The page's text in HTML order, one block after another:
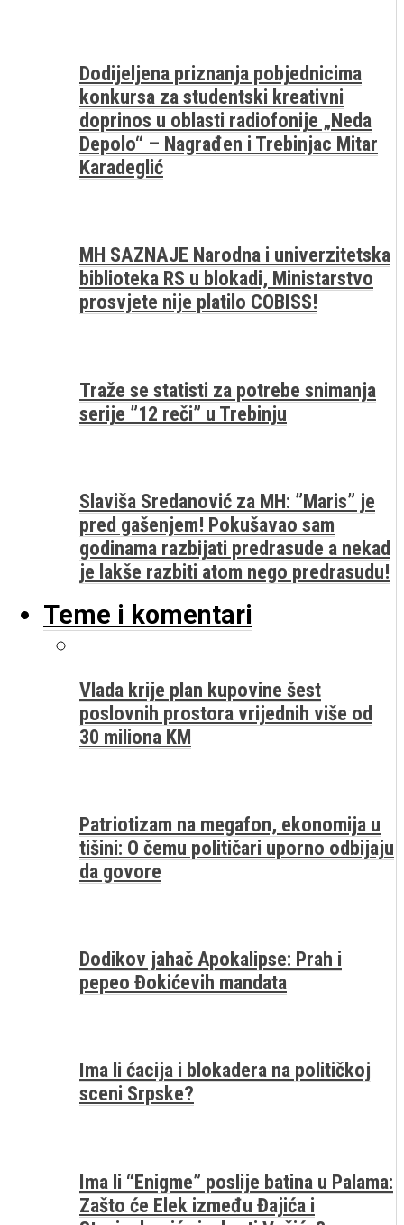
Dodijeljena priznanja pobjednicima
konkursa za studentski kreativni
doprinos u oblasti radiofonije „Neda
Depolo“ – Nagrađen i Trebinjac Mitar
Karadeglić
MH SAZNAJE Narodna i univerzitetska
biblioteka RS u blokadi, Ministarstvo
prosvjete nije platilo COBISS!
Traže se statisti za potrebe snimanja
serije ”12 reči” u Trebinju
Slaviša Sredanović za MH: ”Maris” je
pred gašenjem! Pokušavao sam
godinama razbijati predrasude a nekad
je lakše razbiti atom nego predrasudu!
Teme i komentari
Vlada krije plan kupovine šest
poslovnih prostora vrijednih više od
30 miliona KM
Patriotizam na megafon, ekonomija u
tišini: O čemu političari uporno odbijaju
da govore
Dodikov jahač Apokalipse: Prah i
pepeo Đokićevih mandata
Ima li ćacija i blokadera na političkoj
sceni Srpske?
Ima li “Enigme” poslije batina u Palama:
Zašto će Elek između Đajića i